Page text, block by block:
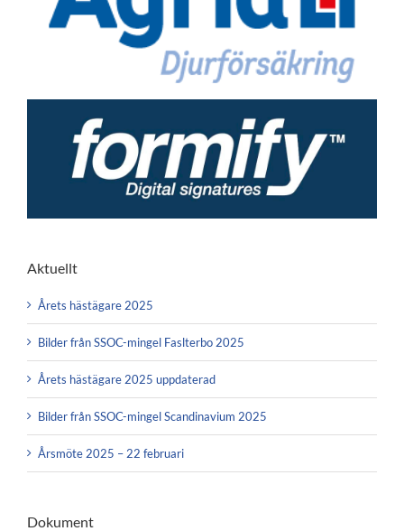
Aktuellt
Årets hästägare 2025
Bilder från SSOC-mingel Faslterbo 2025
Årets hästägare 2025 uppdaterad
Bilder från SSOC-mingel Scandinavium 2025
Årsmöte 2025 – 22 februari
Dokument